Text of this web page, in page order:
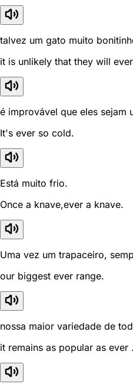
talvez um gato muito
it is unlikely that they will
é improvável que eles sejam
It's ever so cold.
Está muito frio.
Once a knave,ever a knave.
Uma vez um trapaceiro,
our biggest ever range.
nossa maior variedade de
it remains as popular as ever .